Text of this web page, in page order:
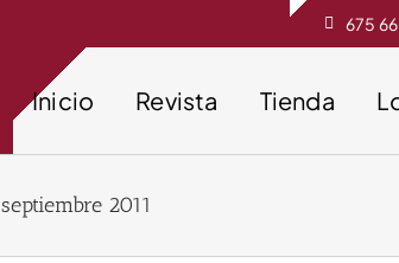
675
Inicio Revista Tienda
septiembre 2011